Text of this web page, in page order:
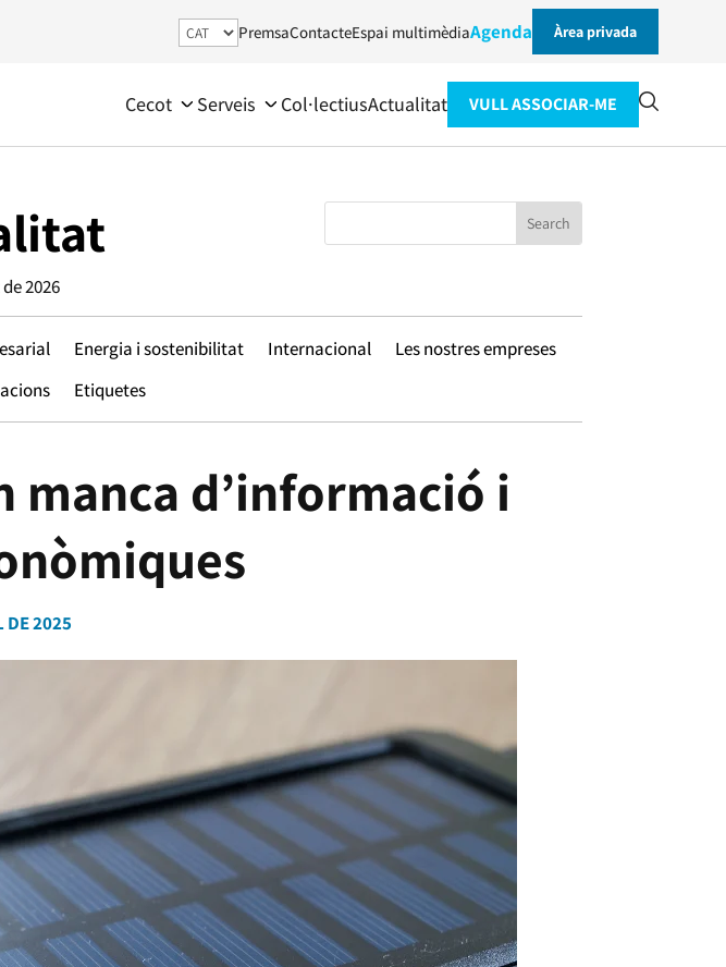
PremsaContacteEspai multimèdiaAgenda Àrea privada
Cecot Serveis Col·lectiusActualitat VULL ASSOCIAR-ME
2026
Energia i sostenibilitat Internacional
Les nostres empreses
Etiquetes
manca d’informació i
DE 2025